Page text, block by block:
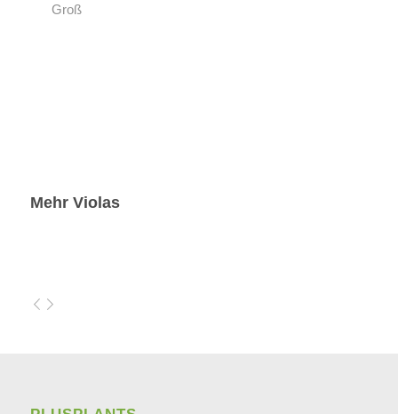
Groß
Mehr Violas